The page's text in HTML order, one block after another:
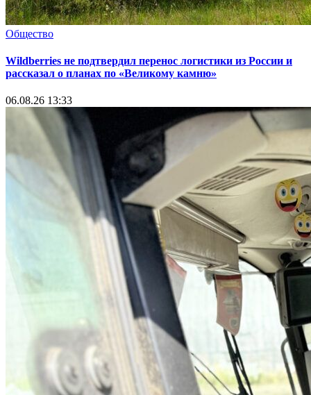
Общество
Wildberries не подтвердил перенос логистики из России и
рассказал о планах по «Великому камню»
06.08.26 13:33